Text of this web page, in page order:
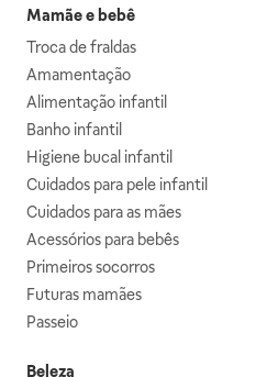
Mamãe e bebê
Troca de fraldas
Amamentação
Alimentação infantil
Banho infantil
Higiene bucal infantil
Cuidados para pele infantil
Cuidados para as mães
Acessórios para bebês
Primeiros socorros
Futuras mamães
Passeio
Beleza